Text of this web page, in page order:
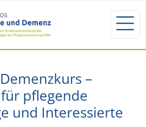
–
pflegende
und Interessierte